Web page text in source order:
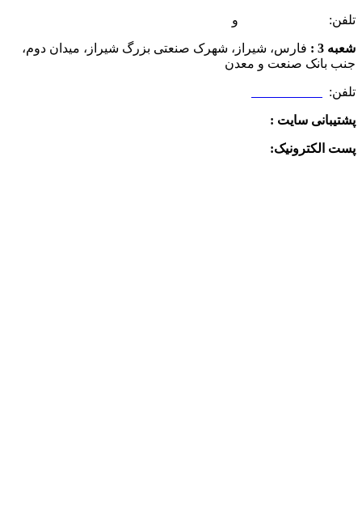
تلفن: و
شعبه 3 :
فارس، شیراز، شهرک صنعتی بزرگ شیراز، میدان دوم،
جنب بانک صنعت و معدن
تلفن:
پشتیبانی سایت :
پست الکترونیک: